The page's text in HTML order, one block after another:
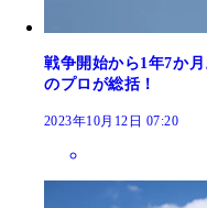
戦争開始から1年7か
のプロが総括！
2023年10月12日 07:20